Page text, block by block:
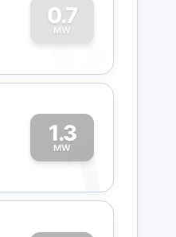
0.7
MW
0
1.3
MW
1